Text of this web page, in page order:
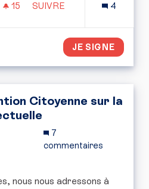
15 15 ABONNÉS
SUIVRE
4
JE SIGNE
Citoyenne sur la
7
commentaires
nous nous adressons à